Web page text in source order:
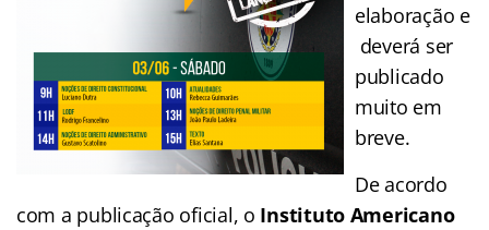
elaboração e
deverá ser
publicado
muito em
breve.
De acordo
com a publicação oficial, o Instituto Americano